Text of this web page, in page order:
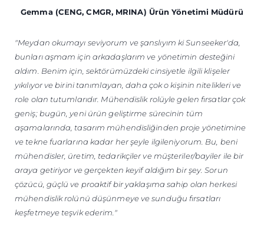
Gemma (CENG, CMGR, MRINA) Ürün Yönetimi Müdürü
"Meydan okumayı seviyorum ve şanslıyım ki Sunseeker'da,
bunları aşmam için arkadaşlarım ve yönetimin desteğini
aldım. Benim için, sektörümüzdeki cinsiyetle ilgili klişeler
yıkılıyor ve birini tanımlayan, daha çok o kişinin nitelikleri ve
role olan tutumlarıdır. Mühendislik rolüyle gelen fırsatlar çok
geniş; bugün, yeni ürün geliştirme sürecinin tüm
aşamalarında, tasarım mühendisliğinden proje yönetimine
ve tekne fuarlarına kadar her şeyle ilgileniyorum. Bu, beni
mühendisler, üretim, tedarikçiler ve müşteriler/bayiler ile bir
araya getiriyor ve gerçekten keyif aldığım bir şey. Sorun
çözücü, güçlü ve proaktif bir yaklaşıma sahip olan herkesi
mühendislik rolünü düşünmeye ve sunduğu fırsatları
keşfetmeye teşvik ederim."